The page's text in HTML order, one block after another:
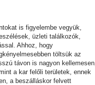
is figyelembe vegyük,
üzleti találkozók,
Ahhoz, hogy
töltsük az
távon is nagyon kellemesen,
a kar felőli területek, ennek
a beszálláskor felvett